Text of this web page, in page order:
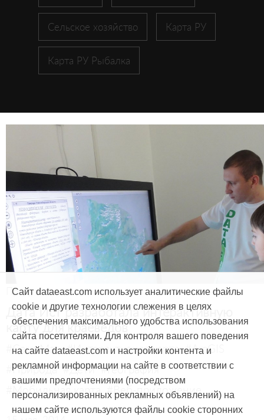
Сельское хозяйство Карта РУ
Карта РУ Рыбалка
Продукты и услуги
Дата Ист разработала интерактивную
карту для краеведов
#CarryMap #Интерактивная карта #ArcGIS
#Природа #Дети #География
#Мобильная карта #Веб-приложение
Сайт dataeast.com использует аналитические файлы
cookie и другие технологии слежения в целях
обеспечения максимального удобства использования
сайта посетителями. Для контроля вашего поведения
на сайте dataeast.com и настройки контента и
рекламной информации на сайте в соответствии с
вашими предпочтениями (посредством
персонализированных рекламных объявлений) на
нашем сайте используются файлы cookie сторонних